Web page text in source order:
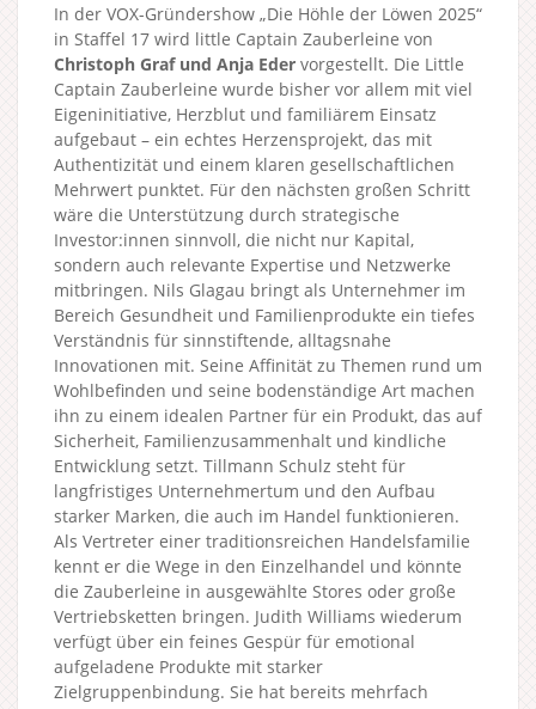
In der VOX-Gründershow „Die Höhle der Löwen 2025“
in Staffel 17 wird little Captain Zauberleine von
Christoph Graf und Anja Eder vorgestellt. Die Little
Captain Zauberleine wurde bisher vor allem mit viel
Eigeninitiative, Herzblut und familiärem Einsatz
aufgebaut – ein echtes Herzensprojekt, das mit
Authentizität und einem klaren gesellschaftlichen
Mehrwert punktet. Für den nächsten großen Schritt
wäre die Unterstützung durch strategische
Investor:innen sinnvoll, die nicht nur Kapital,
sondern auch relevante Expertise und Netzwerke
mitbringen. Nils Glagau bringt als Unternehmer im
Bereich Gesundheit und Familienprodukte ein tiefes
Verständnis für sinnstiftende, alltagsnahe
Innovationen mit. Seine Affinität zu Themen rund um
Wohlbefinden und seine bodenständige Art machen
ihn zu einem idealen Partner für ein Produkt, das auf
Sicherheit, Familienzusammenhalt und kindliche
Entwicklung setzt. Tillmann Schulz steht für
langfristiges Unternehmertum und den Aufbau
starker Marken, die auch im Handel funktionieren.
Als Vertreter einer traditionsreichen Handelsfamilie
kennt er die Wege in den Einzelhandel und könnte
die Zauberleine in ausgewählte Stores oder große
Vertriebsketten bringen. Judith Williams wiederum
verfügt über ein feines Gespür für emotional
aufgeladene Produkte mit starker
Zielgruppenbindung. Sie hat bereits mehrfach